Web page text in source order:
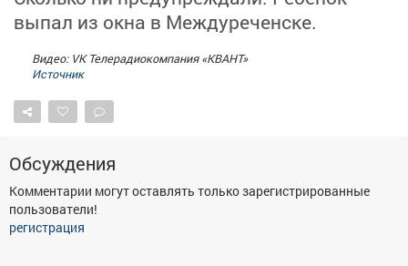
Обучение
Товары
ТВ программа
выпал из окна в Междуреченске.
Видео: VK Телерадиокомпания «КВАНТ»
Источник
Обсуждения
Комментарии могут оставлять только зарегистрированные
пользователи!
регистрация